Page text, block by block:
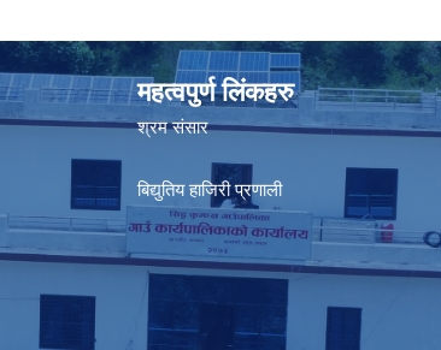
महत्वपुर्ण लिंकहरु
श्रम संसार
बिद्युतिय हाजिरी प्रणाली